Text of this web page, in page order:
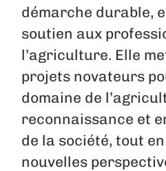
démarche durable,
soutien aux
l’agriculture. Elle
projets novateurs
domaine de
reconnaissance et
de la société, tout
nouvelles